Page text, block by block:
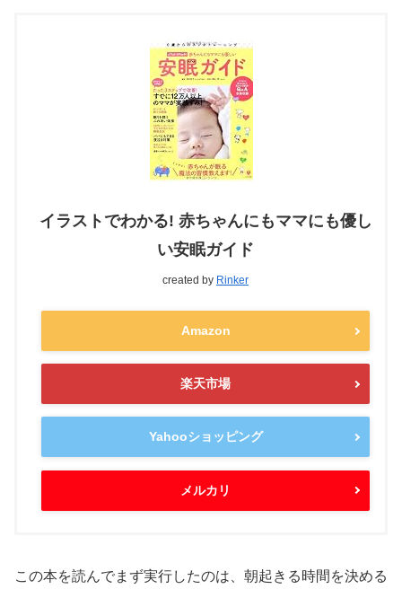
イラストでわかる! 赤ちゃんにもママにも優し
い安眠ガイド
created by Rinker
Amazon
楽天市場
Yahooショッピング
メルカリ
この本を読んでまず実行したのは、朝起きる時間を決める